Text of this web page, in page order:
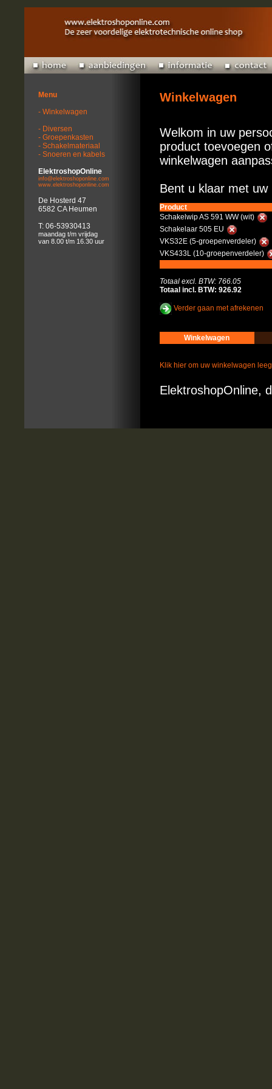
Menu
- Winkelwagen
- Diversen
- Groepenkasten
- Schakelmateriaal
- Snoeren en kabels
ElektroshopOnline
info@elektroshoponline.com
www.elektroshoponline.com
De Hosterd 47
6582 CA Heumen
T: 06-53930413
maandag t/m vrijdag
van 8.00 t/m 16.30 uur
Winkelwagen
Welkom in uw
product toevoegen
winkelwagen
Bent u klaar met
Product
Schakelwip AS 591 WW (wit)
Schakelaar 505 EU
VKS32E (5-groepenverdeler)
VKS433L (10-groepenverdeler)
Totaal excl. BTW: 766.05
Totaal incl. BTW: 926.92
Verder gaan met afrekenen
Winkelwagen
Klik hier om uw winkelwagen
ElektroshopOnline,